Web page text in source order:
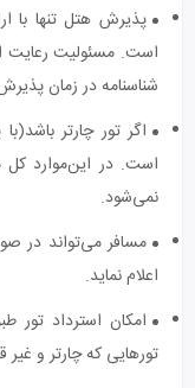
پذیرش هتل تنها با
است. مسئولیت رعایت
شناسنامه در زمان
اگر تور چارتر
است. در این‌موارد کل
نمی‌شود.
مسافر می‌تواند در
اعلام نماید.
امکان استرداد تور
تورهایی که چارتر و غیر